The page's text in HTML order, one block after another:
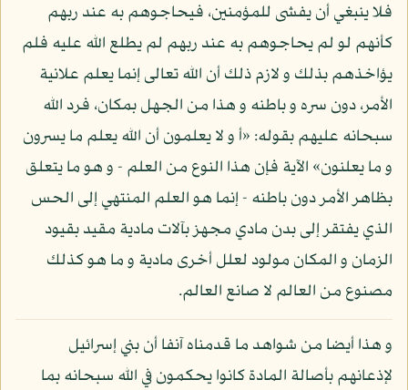
فلا ينبغي أن يفشى للمؤمنين، فيحاجوهم به عند ربهم
كأنهم لو لم يحاجوهم به عند ربهم لم يطلع الله عليه فلم
يؤاخذهم بذلك و لازم ذلك أن الله تعالى إنما يعلم علانية
الأمر، دون سره و باطنه و هذا من الجهل بمكان، فرد الله
سبحانه عليهم بقوله: «أ و لا يعلمون أن الله يعلم ما يسرون
و ما يعلنون» الآية فإن هذا النوع من العلم - و هو ما يتعلق
بظاهر الأمر دون باطنه - إنما هو العلم المنتهي إلى الحس
الذي يفتقر إلى بدن مادي مجهز بآلات مادية مقيد بقيود
الزمان و المكان مولود لعلل أخرى مادية و ما هو كذلك
مصنوع من العالم لا صانع العالم.
و هذا أيضا من شواهد ما قدمناه آنفا أن بني إسرائيل
لإذعانهم بأصالة المادة كانوا يحكمون في الله سبحانه بما